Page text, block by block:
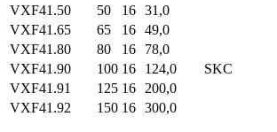
VXF41.50
50 16 31,0
VXF41.65
65 16 49,0
SKC
VXF41.80 80 16
78,0
VXF41.90
100 16
124,0
VXF41.91
125 16
200,0
VXF41.92
150 16 300,0